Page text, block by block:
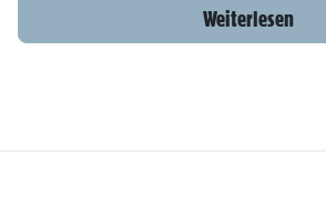
Weiterlesen